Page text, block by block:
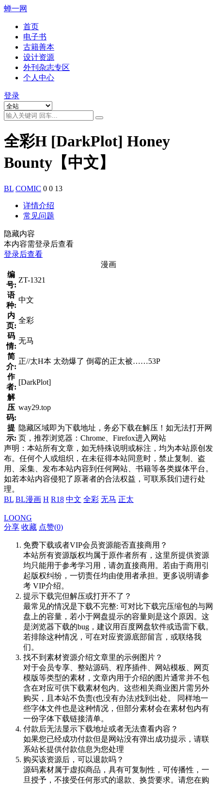
蝉一网
首页
电子书
古籍善本
设计资源
外刊杂志专区
个人中心
登录
全彩H [DarkPlot] Honey
Bounty【中文】
BL COMIC 0 0 13
详情介绍
常见问题
隐藏内容
本内容需登录后查看
登录后查看
漫画
编
号:
ZT-1321
语
种:
中文
内
页:
全彩
码
情:
无马
简
介:
正//太H本 太劲爆了 倒霉的正太被……53P
作
者:
[DarkPlot]
解
压
码:
way29.top
提
示:
隐藏区域即为下载地址，务必下载在解压！如无法打开网
页，推荐浏览器：Chrome、Firefox进入网站
声明：本站所有文章，如无特殊说明或标注，均为本站原创发
布。任何个人或组织，在未征得本站同意时，禁止复制、盗
用、采集、发布本站内容到任何网站、书籍等各类媒体平台。
如若本站内容侵犯了原著者的合法权益，可联系我们进行处
理。
BL BL漫画 H R18 中文 全彩 无马 正太
LOONG
分享 收藏 点赞(0)
免费下载或者VIP会员资源能否直接商用？
本站所有资源版权均属于原作者所有，这里所提供资源
均只能用于参考学习用，请勿直接商用。若由于商用引
起版权纠纷，一切责任均由使用者承担。更多说明请参
考 VIP介绍。
提示下载完但解压或打开不了？
最常见的情况是下载不完整: 可对比下载完压缩包的与网
盘上的容量，若小于网盘提示的容量则是这个原因。这
是浏览器下载的bug，建议用百度网盘软件或迅雷下载。
若排除这种情况，可在对应资源底部留言，或联络我
们。
找不到素材资源介绍文章里的示例图片？
对于会员专享、整站源码、程序插件、网站模板、网页
模版等类型的素材，文章内用于介绍的图片通常并不包
含在对应可供下载素材包内。这些相关商业图片需另外
购买，且本站不负责(也没有办法)找到出处。 同样地一
些字体文件也是这种情况，但部分素材会在素材包内有
一份字体下载链接清单。
付款后无法显示下载地址或者无法查看内容？
如果您已经成功付款但是网站没有弹出成功提示，请联
系站长提供付款信息为您处理
购买该资源后，可以退款吗？
源码素材属于虚拟商品，具有可复制性，可传播性，一
旦授予，不接受任何形式的退款、换货要求。请您在购